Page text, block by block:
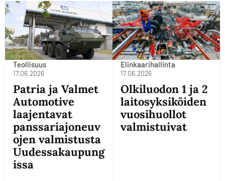
Teollisuus
17.06.2026
Patria ja Valmet
Automotive
laajentavat
panssariajoneuv
ojen valmistusta
Uudessakaupung
issa
Elinkaarihallinta
17.06.2026
Olkiluodon 1 ja 2
laitosyksiköiden
vuosihuollot
valmistuivat